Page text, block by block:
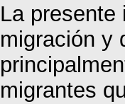
La presente
migración y
migrantes